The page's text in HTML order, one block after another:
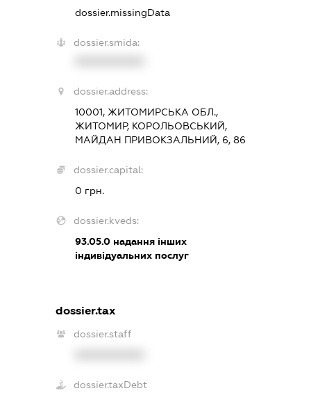
dossier.missingData
dossier.smida:
dossier.address:
10001, ЖИТОМИРСЬКА ОБЛ.,
ЖИТОМИР, КОРОЛЬОВСЬКИЙ,
МАЙДАН ПРИВОКЗАЛЬНИЙ, 6, 86
dossier.capital:
0 грн.
dossier.kveds:
93.05.0надання інших
індивідуальних послуг
dossier.tax
dossier.staff
dossier.taxDebt